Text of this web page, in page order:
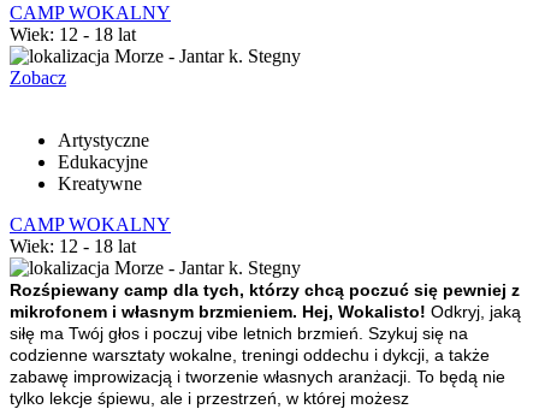
CAMP WOKALNY
Wiek: 12 - 18 lat
Morze - Jantar k. Stegny
Zobacz
Artystyczne
Edukacyjne
Kreatywne
CAMP WOKALNY
Wiek: 12 - 18 lat
Morze - Jantar k. Stegny
Rozśpiewany camp dla tych, którzy chcą poczuć się pewniej z
mikrofonem i własnym brzmieniem. Hej, Wokalisto! Odkryj, jaką
siłę ma Twój głos i poczuj vibe letnich brzmień. Szykuj się na
codzienne warsztaty wokalne, treningi oddechu i dykcji, a także
zabawę improwizacją i tworzenie własnych aranżacji. To będą nie
tylko lekcje śpiewu, ale i przestrzeń, w której możesz